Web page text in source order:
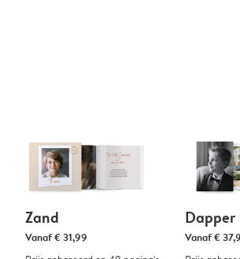
Zand
Vanaf€ 31,99
Dapper
Vanaf€